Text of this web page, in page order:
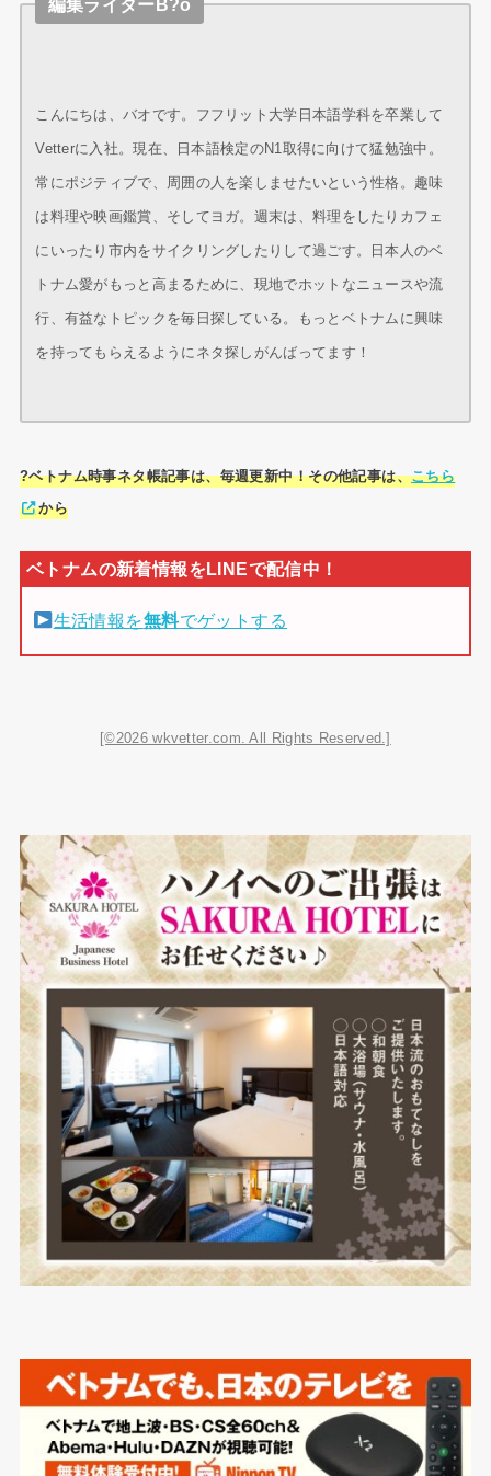
編集ライターB?o
こんにちは、バオです。フフリット大学日本語学科を卒業して
Vetterに入社。現在、日本語検定のN1取得に向けて猛勉強中。
常にポジティブで、周囲の人を楽しませたいという性格。趣味
は料理や映画鑑賞、そしてヨガ。週末は、料理をしたりカフェ
にいったり市内をサイクリングしたりして過ごす。日本人のベ
トナム愛がもっと高まるために、現地でホットなニュースや流
行、有益なトピックを毎日探している。もっとベトナムに興味
を持ってもらえるようにネタ探しがんばってます！
?ベトナム時事ネタ帳記事は、毎週更新中！その他記事は、こちら
から
生活情報を無料でゲットする
[©2026 wkvetter.com. All Rights Reserved.]